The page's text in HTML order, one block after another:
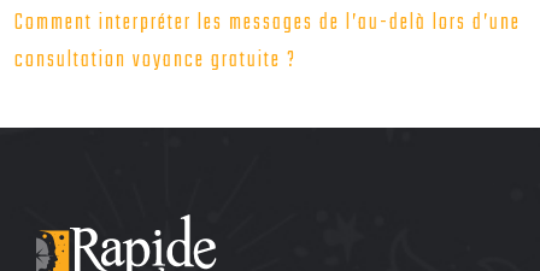
Comment interpréter les messages de l’au-delà lors d’une
consultation voyance gratuite ?